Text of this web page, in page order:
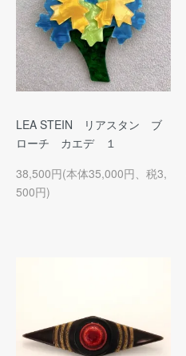
LEA STEIN リアスタン ブ
ローチ カエデ １
38,500円(本体35,000円、税3,
500円)